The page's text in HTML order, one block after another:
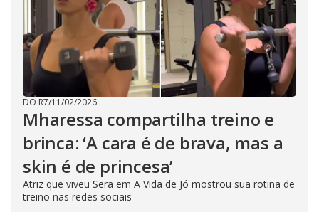
DO R7/11/02/2026
Mharessa compartilha treino e
brinca: ‘A cara é de brava, mas a
skin é de princesa’
Atriz que viveu Sera em A Vida de Jó mostrou sua rotina de
treino nas redes sociais